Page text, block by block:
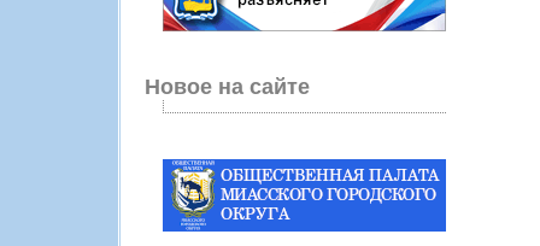
Новое на сайте